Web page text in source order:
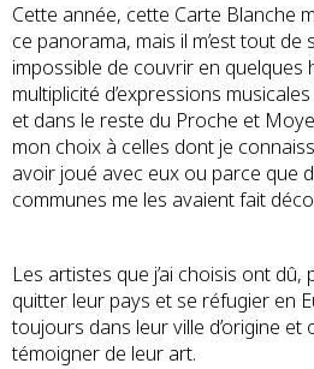
Cette année, cette Carte Blanche
ce panorama, mais il m’est tout de
impossible de couvrir en quelques
multiplicité d’expressions
et dans le reste du Proche et
mon choix à celles dont je
avoir joué avec eux ou parce que
communes me les avaient fait
Les artistes que j’ai choisis ont dû,
quitter leur pays et se réfugier en
toujours dans leur ville d’origine
témoigner de leur art.